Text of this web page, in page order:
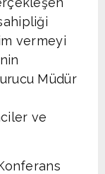
vermeyi
Müdür
ve